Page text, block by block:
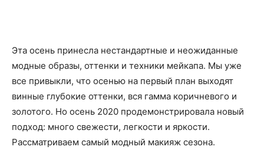
Эта осень принесла нестандартные и неожиданные
модные образы, оттенки и техники мейкапа. Мы уже
все привыкли, что осенью на первый план выходят
винные глубокие оттенки, вся гамма коричневого и
золотого. Но осень 2020 продемонстрировала новый
подход: много свежести, легкости и яркости.
Рассматриваем самый модный макияж сезона.